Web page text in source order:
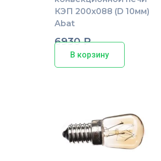
КЭП 200х088 (D 10мм)
Abat
6930₽
В корзину